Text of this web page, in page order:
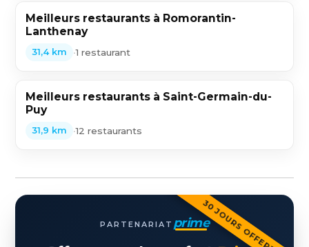
Meilleurs restaurants à Romorantin-
Lanthenay
31,4 km •1 restaurant
Meilleurs restaurants à Saint-Germain-du-
Puy
31,9 km •12 restaurants
30 JOURS OFFERTS
PARTENARIAT prime